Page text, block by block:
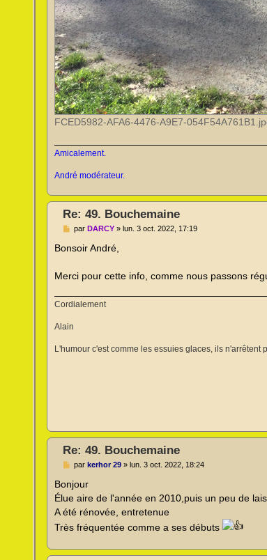
FCED5982-AFA6-4476-A9E7-
Amicalement.
André modérateur.
Re: 49. Bouchemaine
M
s
g
e
o
n
u
parDARCY »lun. 3 oct. 2022, 17:19
Bonsoir André,
Merci pour cette info, comme nous passons
Cordialement
Alain
L'humour c'est comme les essuies glaces, ils n'arrêtent
Re: 49. Bouchemaine
M
s
s
a
g
e
n
l
parkerhor 29 »lun. 3 oct. 2022, 18:24
Bonjour
Élue aire de l'année en 2010,puis un peu de
A été rénovée, entretenue
Très fréquentée comme a ses débuts